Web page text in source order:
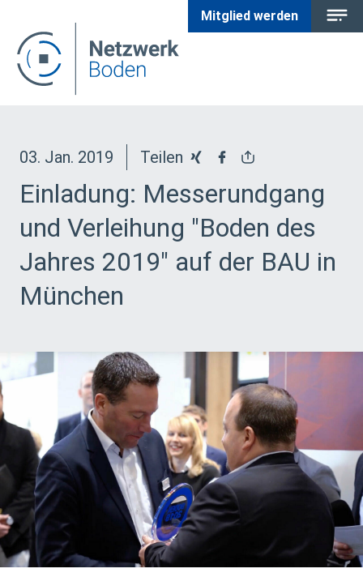
Mitglied werden
03. Jan. 2019 Teilen
Einladung: Messerundgang
und Verleihung "Boden des
Jahres 2019" auf der BAU in
München